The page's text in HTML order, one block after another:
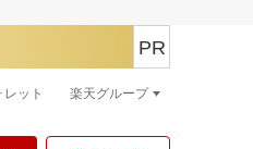
PR
レット 楽天グループ